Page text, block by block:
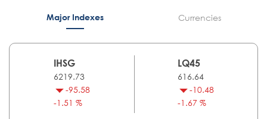
Major Indexes Currencies
IHSG
6219.73
-95.58
-1.51 %
LQ45
616.64
-10.48
-1.67 %